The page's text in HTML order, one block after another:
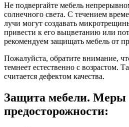
Не подвергайте мебель
солнечного света. С течением
лучи могут создавать
привести к его выцветанию или
рекомендуем защищать мебель от
Пожалуйста, обратите внимание,
темнеет естественно с возрастом.
считается дефектом качества.
Защита мебели. Меры
предосторожности: